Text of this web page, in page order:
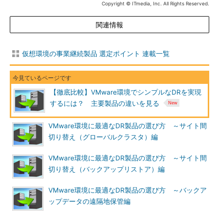
Copyright © ITmedia, Inc. All Rights Reserved.
関連情報
仮想環境の事業継続製品 選定ポイント 連載一覧
【徹底比較】VMware環境でシンプルなDRを実現
するには？ 主要製品の違いを見る
VMware環境に最適なDR製品の選び方 ～サイト間
切り替え（グローバルクラスタ）編
VMware環境に最適なDR製品の選び方 ～サイト間
切り替え（バックアップリストア）編
VMware環境に最適なDR製品の選び方 ～バックア
ップデータの遠隔地保管編